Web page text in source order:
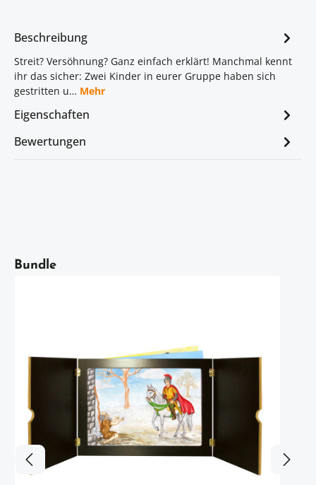
Beschreibung
Streit? Versöhnung? Ganz einfach erklärt! Manchmal kennt
ihr das sicher: Zwei Kinder in eurer Gruppe haben sich
gestritten u… Mehr
Eigenschaften
Bewertungen
Artikelgalerie überspringen
Bundle